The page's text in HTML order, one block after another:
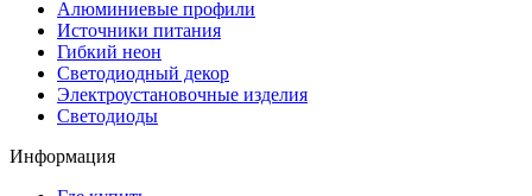
Алюминиевые профили
Источники питания
Гибкий неон
Светодиодный декор
Электроустановочные изделия
Светодиоды
Информация